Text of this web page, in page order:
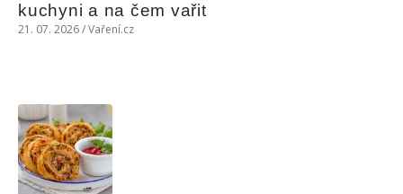
kuchyni a na čem vařit
21. 07. 2026 / Vaření.cz